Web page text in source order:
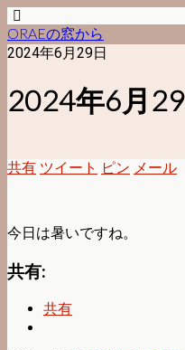
ORAEの窓から
2024年6月29日
2024年6月
共有 ツイート ピン メール
今日は暑いですね。
共有:
共有